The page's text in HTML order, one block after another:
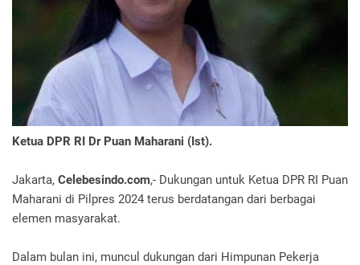
Ketua DPR RI Dr Puan Maharani (Ist).
Jakarta, Celebesindo.com,- Dukungan untuk Ketua DPR RI Puan
Maharani di Pilpres 2024 terus berdatangan dari berbagai
elemen masyarakat.
Dalam bulan ini, muncul dukungan dari Himpunan Pekerja